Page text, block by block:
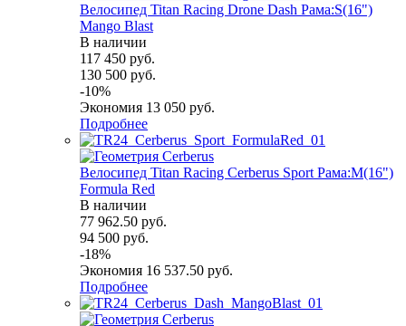
Велосипед Titan Racing Drone Dash Рама:S(16")
Mango Blast
В наличии
117 450 руб.
130 500 руб.
-10%
Экономия 13 050 руб.
Подробнее
Велосипед Titan Racing Cerberus Sport Рама:M(16")
Formula Red
В наличии
77 962.50 руб.
94 500 руб.
-18%
Экономия 16 537.50 руб.
Подробнее